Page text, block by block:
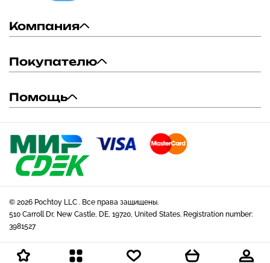
Компания
Покупателю
Помощь
© 2026 Pochtoy LLC . Все права защищены.
510 Carroll Dr, New Castle, DE, 19720, United States. Registration number:
3981527